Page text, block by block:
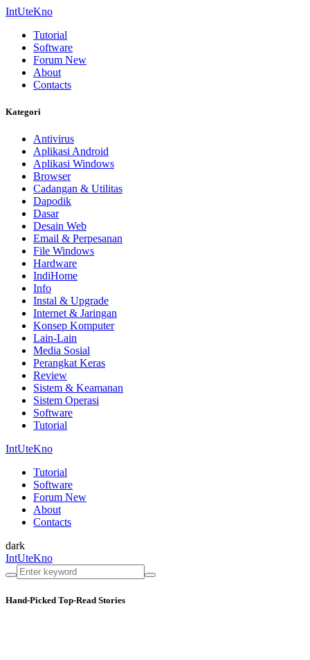
IntUteKno
Tutorial
Software
Forum New
About
Contacts
Kategori
Antivirus
Aplikasi Android
Aplikasi Windows
Browser
Cadangan & Utilitas
Dapodik
Dasar
Desain Web
Email & Perpesanan
File Windows
Hardware
IndiHome
Info
Instal & Upgrade
Internet & Jaringan
Konsep Komputer
Lain-Lain
Media Sosial
Perangkat Keras
Review
Sistem & Keamanan
Sistem Operasi
Software
Tutorial
IntUteKno
Tutorial
Software
Forum New
About
Contacts
dark
IntUteKno
Hand-Picked Top-Read Stories